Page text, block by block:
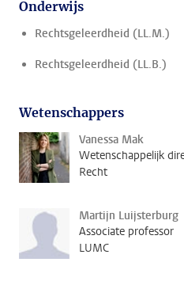
Onderwijs
Rechtsgeleerdheid (LL.M.)
Rechtsgeleerdheid (LL.B.)
Wetenschappers
Vanessa Mak
Wetenschappelijk
Recht
Martijn Luijsterburg
Associate professor
LUMC